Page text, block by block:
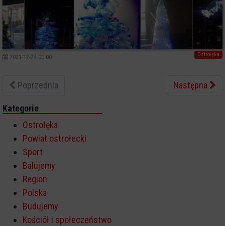
Ostrołęka
2021-12-24 00:00
Poprzednia Następna
Kategorie
Ostrołęka
Powiat ostrołecki
Sport
Balujemy
Region
Polska
Budujemy
Kościół i społeczeństwo